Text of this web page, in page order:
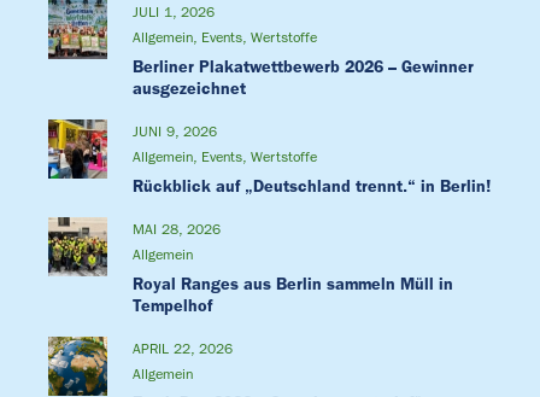
JULI 1, 2026
Allgemein, Events, Wertstoffe
Berliner Plakatwettbewerb 2026 – Gewinner
ausgezeichnet
JUNI 9, 2026
Allgemein, Events, Wertstoffe
Rückblick auf „Deutschland trennt.“ in Berlin!
MAI 28, 2026
Allgemein
Royal Ranges aus Berlin sammeln Müll in
Tempelhof
APRIL 22, 2026
Allgemein